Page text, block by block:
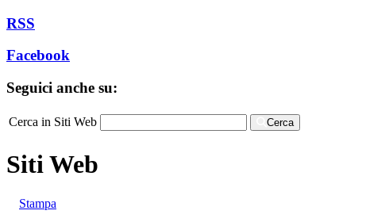
RSS
Facebook
Seguici anche su:
Cerca in Siti Web Cerca
Siti Web
Stampa